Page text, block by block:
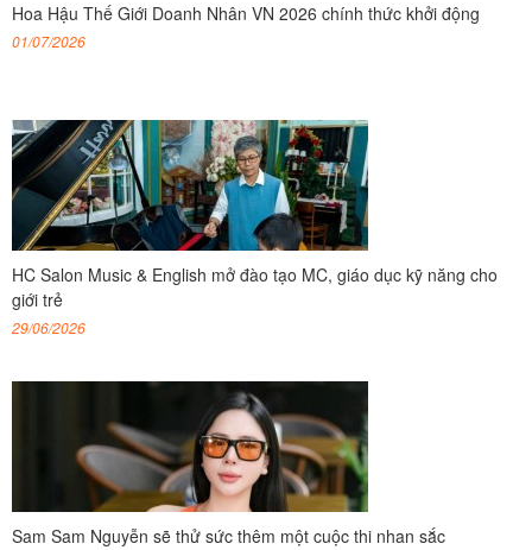
Hoa Hậu Thế Giới Doanh Nhân VN 2026 chính thức khởi động
01/07/2026
HC Salon Music & English mở đào tạo MC, giáo dục kỹ năng cho
giới trẻ
29/06/2026
Sam Sam Nguyễn sẽ thử sức thêm một cuộc thi nhan sắc